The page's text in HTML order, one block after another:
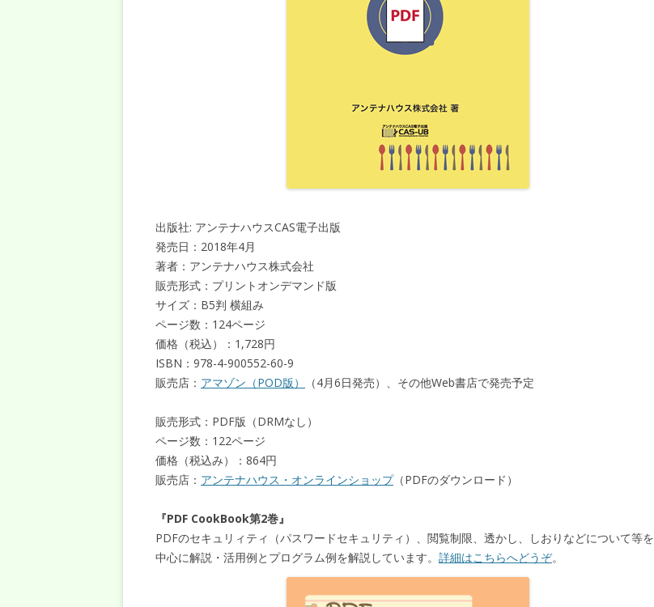
出版社: アンテナハウスCAS電子出版
発売日：2018年4月
著者：アンテナハウス株式会社
販売形式：プリントオンデマンド版
サイズ：B5判 横組み
ページ数：124ページ
価格（税込）：1,728円
ISBN：978-4-900552-60-9
販売店： アマゾン（POD版） （4月6日発売）、その他Web書店で発売予定
販売形式：PDF版（DRMなし）
ページ数：122ページ
価格（税込み）：864円
販売店： アンテナハウス・オンラインショップ（PDFのダウンロード）
『PDF CookBook第2巻』
PDFのセキュリィティ（パスワードセキュリティ）、閲覧制限、透かし、しおりなどについて等を
中心に解説・活用例とプログラム例を解説しています。 詳細はこちらへどうぞ。